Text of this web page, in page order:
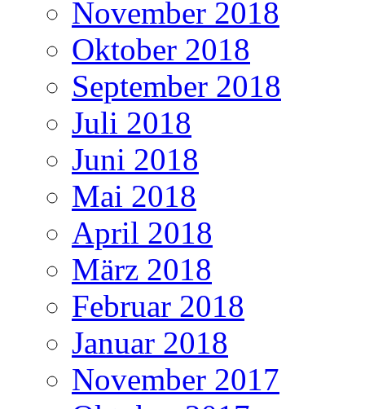
November 2018
Oktober 2018
September 2018
Juli 2018
Juni 2018
Mai 2018
April 2018
März 2018
Februar 2018
Januar 2018
November 2017